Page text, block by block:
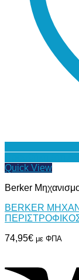
Quick View
Berker
BERKER
74,95€ με ΦΠΑ